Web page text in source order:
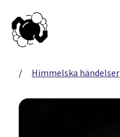
/ Himmelska händelser